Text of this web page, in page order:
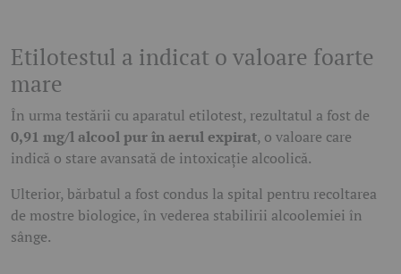
Etilotestul a indicat o valoare foarte
mare
În urma testării cu aparatul etilotest, rezultatul a fost de
0,91 mg/l alcool pur în aerul expirat, o valoare care
indică o stare avansată de intoxicație alcoolică.
Ulterior, bărbatul a fost condus la spital pentru recoltarea
de mostre biologice, în vederea stabilirii alcoolemiei în
sânge.